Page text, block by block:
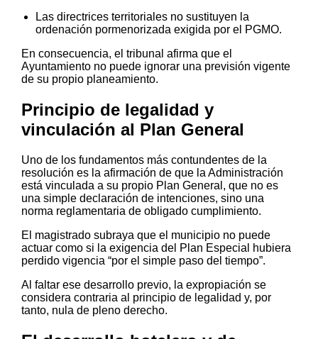
Las directrices territoriales no sustituyen la
ordenación pormenorizada exigida por el PGMO.
En consecuencia, el tribunal afirma que el
Ayuntamiento no puede ignorar una previsión vigente
de su propio planeamiento.
Principio de legalidad y
vinculación al Plan General
Uno de los fundamentos más contundentes de la
resolución es la afirmación de que la Administración
está vinculada a su propio Plan General, que no es
una simple declaración de intenciones, sino una
norma reglamentaria de obligado cumplimiento.
El magistrado subraya que el municipio no puede
actuar como si la exigencia del Plan Especial hubiera
perdido vigencia “por el simple paso del tiempo”.
Al faltar ese desarrollo previo, la expropiación se
considera contraria al principio de legalidad y, por
tanto, nula de pleno derecho.